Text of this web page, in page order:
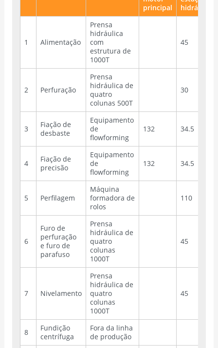
principal
hidráulica
1 Alimentação
Prensa
hidráulica
com
estrutura de
1000T
45
2 Perfuração
Prensa
hidráulica de
quatro
colunas 500T
30
3
Fiação de
desbaste
Equipamento
de
flowforming
132 34.5
4
Fiação de
precisão
Equipamento
de
flowforming
132 34.5
5 Perfilagem
Máquina
formadora de
rolos
110
6
Furo de
perfuração
e furo de
parafuso
Prensa
hidráulica de
quatro
colunas
1000T
45
7 Nivelamento
Prensa
hidráulica de
quatro
colunas
1000T
45
8
Fundição
centrífuga
Fora da linha
de produção